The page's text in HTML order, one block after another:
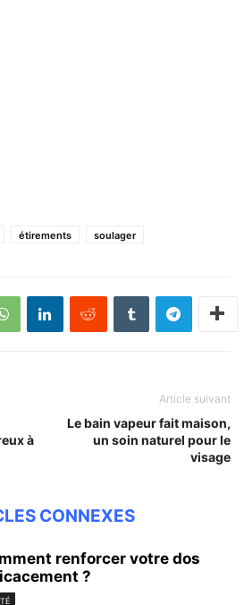
étirements soulager
à
Article suivant
Le bain vapeur fait maison,
un soin naturel pour le
visage
CONNEXES
renforcer votre dos
?